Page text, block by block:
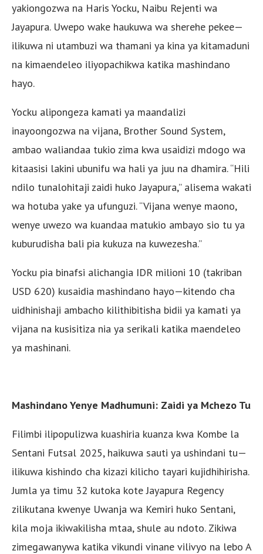
yakiongozwa na Haris Yocku, Naibu Rejenti wa
Jayapura. Uwepo wake haukuwa wa sherehe pekee—
ilikuwa ni utambuzi wa thamani ya kina ya kitamaduni
na kimaendeleo iliyopachikwa katika mashindano
hayo.
Yocku alipongeza kamati ya maandalizi
inayoongozwa na vijana, Brother Sound System,
ambao waliandaa tukio zima kwa usaidizi mdogo wa
kitaasisi lakini ubunifu wa hali ya juu na dhamira. “Hili
ndilo tunalohitaji zaidi huko Jayapura,” alisema wakati
wa hotuba yake ya ufunguzi. “Vijana wenye maono,
wenye uwezo wa kuandaa matukio ambayo sio tu ya
kuburudisha bali pia kukuza na kuwezesha.”
Yocku pia binafsi alichangia IDR milioni 10 (takriban
USD 620) kusaidia mashindano hayo—kitendo cha
uidhinishaji ambacho kilithibitisha bidii ya kamati ya
vijana na kusisitiza nia ya serikali katika maendeleo
ya mashinani.
Mashindano Yenye Madhumuni: Zaidi ya Mchezo Tu
Filimbi ilipopulizwa kuashiria kuanza kwa Kombe la
Sentani Futsal 2025, haikuwa sauti ya ushindani tu—
ilikuwa kishindo cha kizazi kilicho tayari kujidhihirisha.
Jumla ya timu 32 kutoka kote Jayapura Regency
zilikutana kwenye Uwanja wa Kemiri huko Sentani,
kila moja ikiwakilisha mtaa, shule au ndoto. Zikiwa
zimegawanywa katika vikundi vinane vilivyo na lebo A